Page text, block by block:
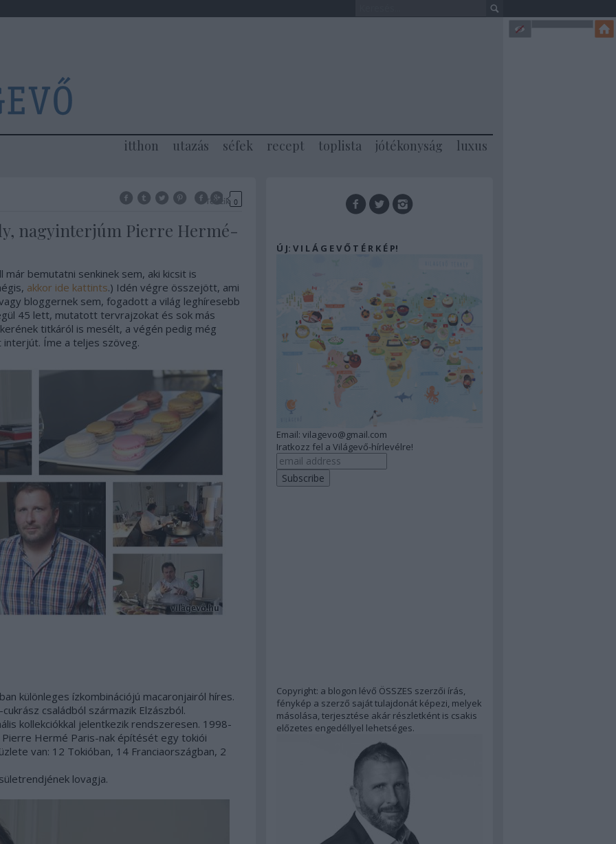
itthon utazás séfek recept toplista jótékonyság luxus
Tetszik 0
nagyinterjúm Pierre Hermé-
bemutatni senkinek sem, aki kicsit is
akkor ide kattints.) Idén végre összejött, ami
bloggernek sem, fogadott a világ leghíresebb
45 lett, mutatott tervrajzokat és sok más
titkáról is mesélt, a végén pedig még
interjút. Íme a teljes szöveg.
különleges ízkombinációjú macaronjairól híres.
családból származik Elzászból.
kollekciókkal jelentkezik rendszeresen. 1998-
Hermé Paris-nak építését egy tokiói
van: 12 Tokióban, 14 Franciaországban, 2
lovagja.
Ú J: V I L Á G E V Ő T É R K É P!
Email: vilagevo@gmail.com
Iratkozz fel a Világevő-hírlevélre!
Copyright: a blogon lévő ÖSSZES szerzői írás,
fénykép a szerző saját tulajdonát képezi, melyek
másolása, terjesztése akár részletként is csakis
előzetes engedéllyel lehetséges.